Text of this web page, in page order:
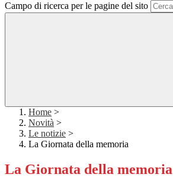
Campo di ricerca per le pagine del sito
Home >
Novità >
Le notizie >
La Giornata della memoria
La Giornata della memoria